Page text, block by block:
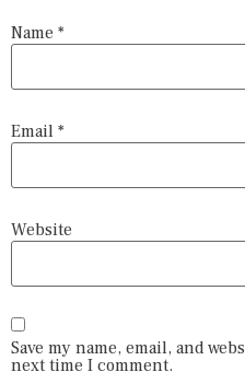
Name *
Email *
Website
Save my name, email, and
next time I comment.